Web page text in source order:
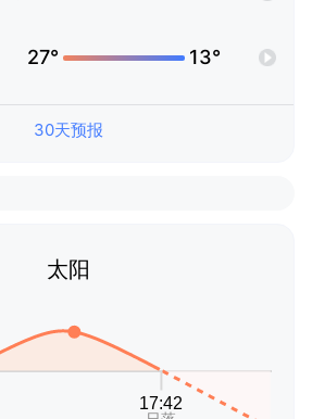
27° 13°
30天预报
太阳